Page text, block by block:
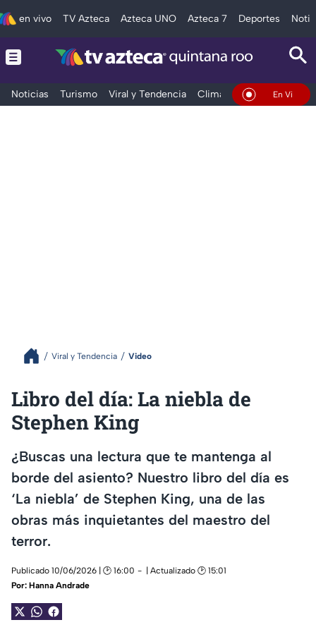
en vivo TV Azteca Azteca UNO Azteca 7 Deportes
Noticias Turismo Viral y Tendencia Clima Tráfico En Vivo
Viral y Tendencia Video
Libro del día: La niebla de
Stephen King
¿Buscas una lectura que te mantenga al
borde del asiento? Nuestro libro del día es
‘La niebla’ de Stephen King, una de las
obras más inquietantes del maestro del
terror.
Publicado 10/06/2026 | 🕑 16:00
| Actualizado 🕑 15:01
Por: Hanna Andrade